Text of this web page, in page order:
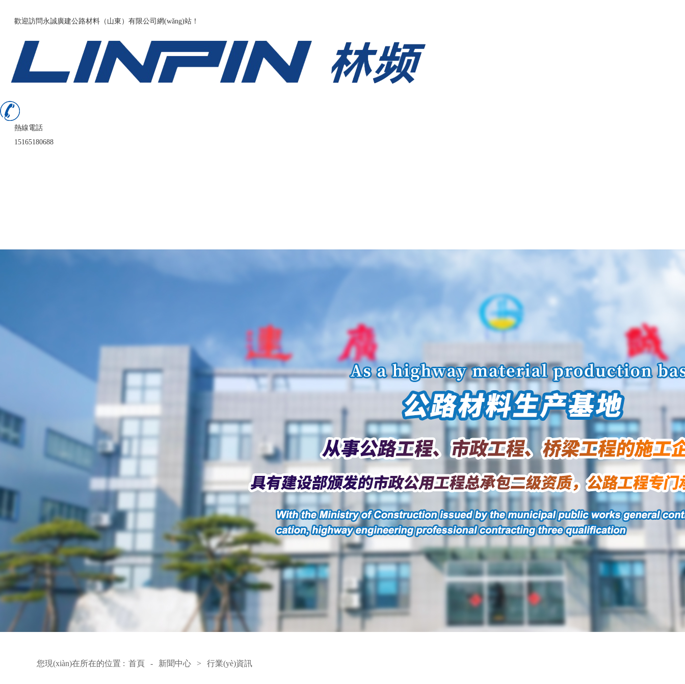
歡迎訪問永誠廣建公路材料（山東）有限公司網(wǎng)站！
熱線電話
15165180688
您現(xiàn)在所在的位置 : 首頁 - 新聞中心 > 行業(yè)資訊